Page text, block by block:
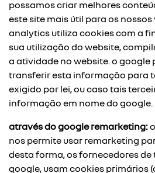
possamos criar melhores
este site mais útil para os
analytics utiliza cookies com a
sua utilização do website,
a atividade no website. o google
transferir esta informação para
exigido por lei, ou caso tais
informação em nome do google.
através do google remarketing:
nos permite usar remarketing
desta forma, os fornecedores de
google, usam cookies primários